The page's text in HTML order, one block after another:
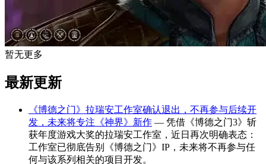
暂无更多
最新更新
《博德之门》拉瑞安工作室确认退出，不再参与后续开
发，未来将专注《神界》新作 — 凭借《博德之门3》斩
获年度游戏大奖的拉瑞安工作室，近日再次明确表态：
工作室已彻底告别《博德之门》IP，未来将不再参与任
何与该系列相关的项目开发。